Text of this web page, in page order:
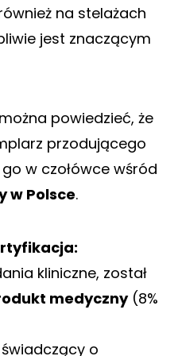
na stelażach
jest znaczącym
powiedzieć, że
przodującego
w czołówce wśród
w Polsce.
kliniczne, został
medyczny(8%
o